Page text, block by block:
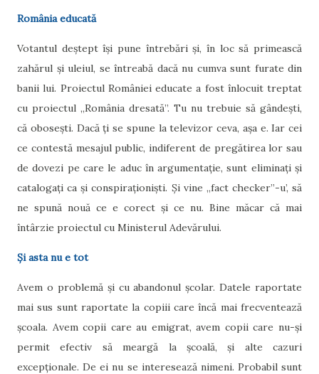
România educată
Votantul deștept își pune întrebări și, în loc să primească
zahărul și uleiul, se întreabă dacă nu cumva sunt furate din
banii lui. Proiectul României educate a fost înlocuit treptat
cu proiectul „România dresată”. Tu nu trebuie să gândești,
că obosești. Dacă ți se spune la televizor ceva, așa e. Iar cei
ce contestă mesajul public, indiferent de pregătirea lor sau
de dovezi pe care le aduc în argumentație, sunt eliminați și
catalogați ca și conspiraționiști. Și vine „fact checker”-u’, să
ne spună nouă ce e corect și ce nu. Bine măcar că mai
întârzie proiectul cu Ministerul Adevărului.
Și asta nu e tot
Avem o problemă și cu abandonul școlar. Datele raportate
mai sus sunt raportate la copiii care încă mai frecventează
școala. Avem copii care au emigrat, avem copii care nu-și
permit efectiv să meargă la școală, și alte cazuri
excepționale. De ei nu se interesează nimeni. Probabil sunt